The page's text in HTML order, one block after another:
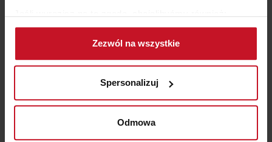
Gromadzić dane dotyczące Twojej lokalizacji
geograficznej z dokładnością nawet do kilku metrów
Identyfikować Twoje urządzenie, aktywnie
(fingerprinting, czyli wirtualny odcisk palca)
Dowiedz się więcej odnośnie tego, jak Twoje osobiste
dane są przetwarzane oraz ustaw własne preferencje w
Zezwól na wszystkie
Spersonalizuj
Odmowa
Kiedy: 23 czerwca 2026 r.
Gdzie: sala konferencyjna na 3 p. parkingu